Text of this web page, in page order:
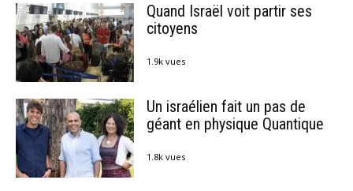
Quand Israël voit partir ses
citoyens
1.9k vues
Un israélien fait un pas de
géant en physique Quantique
1.8k vues